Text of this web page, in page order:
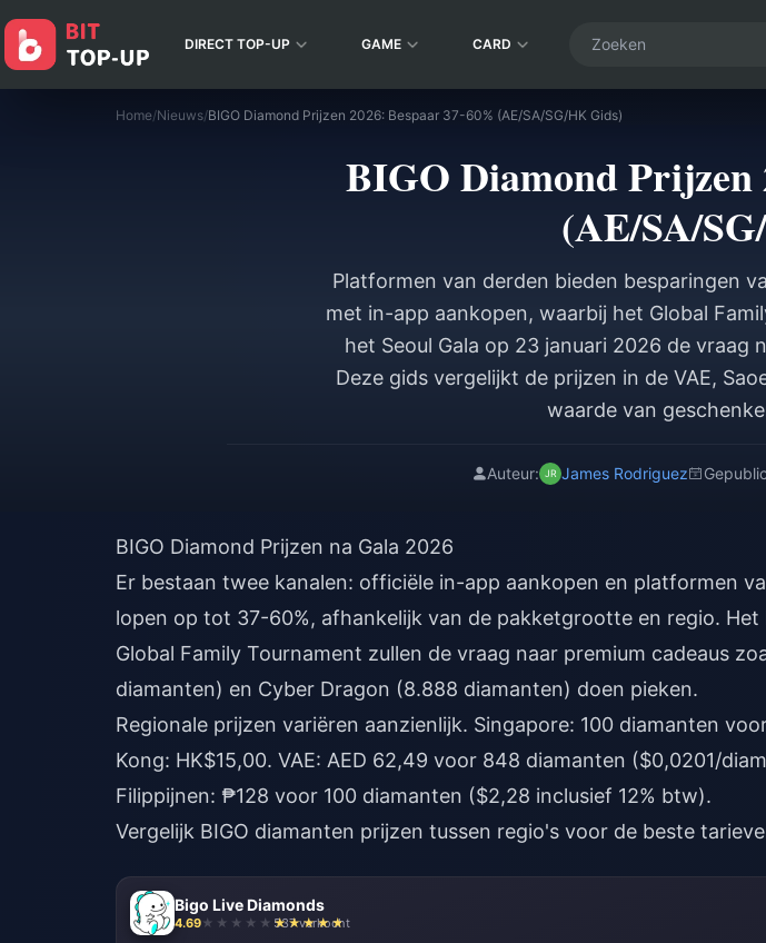
DIRECT TOP-UP GAME CARD
Home/Nieuws/BIGO Diamond Prijzen 2026: Bespaar 37-60% (AE/SA/SG/HK Gids)
BIGO Diamond Prijzen
(AE/SA/
Platformen van derden bieden besparingen
met in-app aankopen, waarbij het Global
het Seoul Gala op 23 januari 2026 de
Deze gids vergelijkt de prijzen in de VAE,
waarde van
Auteur: James Rodriguez
BIGO Diamond Prijzen na Gala 2026
Er bestaan twee kanalen: officiële in-app aankopen en platformen
lopen op tot 37-60%, afhankelijk van de pakketgrootte en regio. Het
Global Family Tournament zullen de vraag naar premium cadeaus
diamanten) en Cyber Dragon (8.888 diamanten) doen pieken.
Regionale prijzen variëren aanzienlijk. Singapore: 100 diamanten
Kong: HK$15,00. VAE: AED 62,49 voor 848 diamanten ($0,0201/
Filippijnen: ₱128 voor 100 diamanten ($2,28 inclusief 12% btw).
Vergelijk BIGO diamanten prijzen tussen regio's voor de beste
Bigo Live Diamonds
4.69 537 verkocht